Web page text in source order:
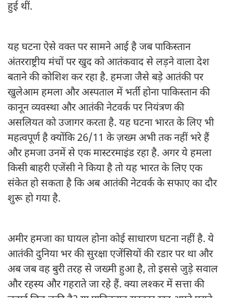
हुई थीं.
यह घटना ऐसे वक्त पर सामने आई है जब पाकिस्तान
अंतरराष्ट्रीय मंचों पर खुद को आतंकवाद से लड़ने वाला देश
बताने की कोशिश कर रहा है. हमजा जैसे बड़े आतंकी पर
खुलेआम हमला और अस्पताल में भर्ती होना पाकिस्तान की
कानून व्यवस्था और आतंकी नेटवर्क पर नियंत्रण की
असलियत को उजागर करता है. यह घटना भारत के लिए भी
महत्वपूर्ण है क्योंकि 26/11 के ज़ख्म अभी तक नहीं भरे हैं
और हमजा उनमें से एक मास्टरमाइंड रहा है. अगर ये हमला
किसी बाहरी एजेंसी ने किया है तो यह भारत के लिए एक
संकेत हो सकता है कि अब आतंकी नेटवर्क के सफाए का दौर
शुरू हो गया है.
अमीर हमजा का घायल होना कोई साधारण घटना नहीं है. ये
आतंकी दुनिया भर की सुरक्षा एजेंसियों की रडार पर था और
अब जब वह बुरी तरह से जख्मी हुआ है, तो इससे जुड़े सवाल
और रहस्य और गहराते जा रहे हैं. क्या लश्कर में सत्ता की